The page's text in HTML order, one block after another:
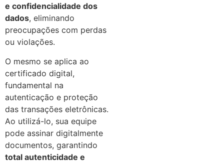
e confidencialidade dos
dados, eliminando
preocupações com perdas
ou violações.
O mesmo se aplica ao
certificado digital,
fundamental na
autenticação e proteção
das transações eletrônicas.
Ao utilizá-lo, sua equipe
pode assinar digitalmente
documentos, garantindo
total autenticidade e